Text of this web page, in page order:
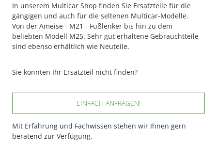
In unserem Multicar Shop finden Sie Ersatzteile für die
gängigen und auch für die seltenen Multicar-Modelle.
Von der Ameise - M21 - Fußlenker bis hin zu dem
beliebten Modell M25. Sehr gut erhaltene Gebrauchtteile
sind ebenso erhältlich wie Neuteile.
Sie konnten Ihr Ersatzteil nicht finden?
EINFACH ANFRAGEN!
Mit Erfahrung und Fachwissen stehen wir Ihnen gern
beratend zur Verfügung.